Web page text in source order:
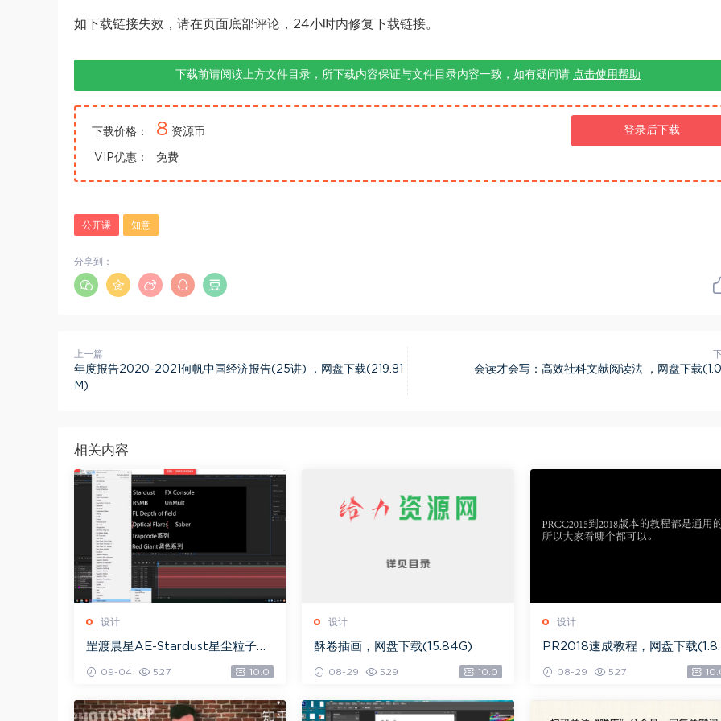
如下载链接失效，请在页面底部评论，24小时内修复下载链接。
下载前请阅读上方文件目录，所下载内容保证与文件目录内容一致，如有疑问请 点击使用帮助
下载价格： 8 资源币
VIP优惠： 免费
登录后下载
公开课 知意
分享到：
上一篇
年度报告2020-2021何帆中国经济报告(25讲) ，网盘下载(219.81
M)
会读才会写：高效社科文献阅读法 ，网盘下载
相关内容
设计
罡渡晨星AE-Stardust星尘粒子教
程教学,共228节全套AE综合基础，
网盘下载(172.73G)
09-04 527 10.0
设计
酥卷插画，网盘下载(15.84G)
08-29 529 10.0
设计
PR2018速成教程，网盘下载
08-29 527